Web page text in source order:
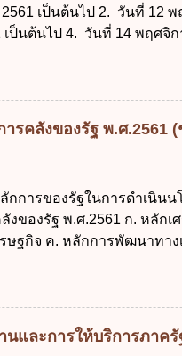
เป็นต้นไป 2. วันที่ 12
ป็นต้นไป 4. วันที่ 14 พฤศจิ
ณ พ.ศ. 2502 2. พระราชบัญ
ญญัติวิธีการงบประมาณ (ฉ
ลงวันที่ 31 สิงหาคม
ออกกฎเพื่อปฏิบัติการตามพ
ศ. 2561 4. รัฐมนตรีว่าการ
ให้เป็นไปอย่างโปร่งใสและ
ศ. 2561 บัญญัติให้การบริหา
รคลังของรัฐ พ.ศ.2561
กการของรัฐในการดำเนิน
งของรัฐ พ.ศ.2561 ก. หลัก
ษฐกิจ ค. หลักการพัฒนาทา
ริหารหนี้สาธารณะเป็นไปตา
นร้อยละ 35 ง. ไม่เกินร้อยล
หนดหลักการห้ามเสนอกฎห
จากที่กำหนดไว้ในกฎหมาย
นและการให้บริการภาค